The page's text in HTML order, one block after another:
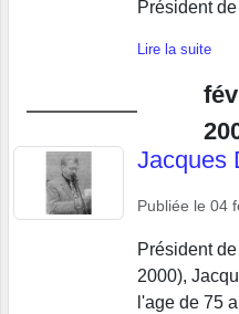
Président
Lire la suite
Jacques
Publiée le 04
Président
2000),
l'age de 75